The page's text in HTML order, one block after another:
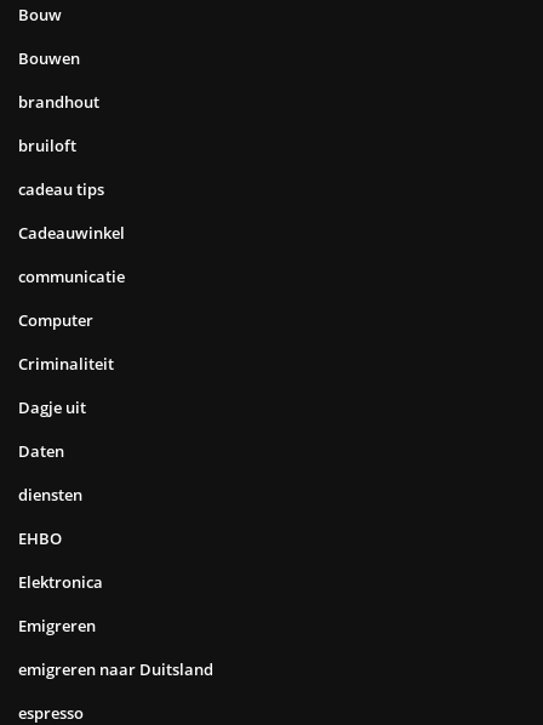
Bouw
Bouwen
brandhout
bruiloft
cadeau tips
Cadeauwinkel
communicatie
Computer
Criminaliteit
Dagje uit
Daten
diensten
EHBO
Elektronica
Emigreren
emigreren naar Duitsland
espresso